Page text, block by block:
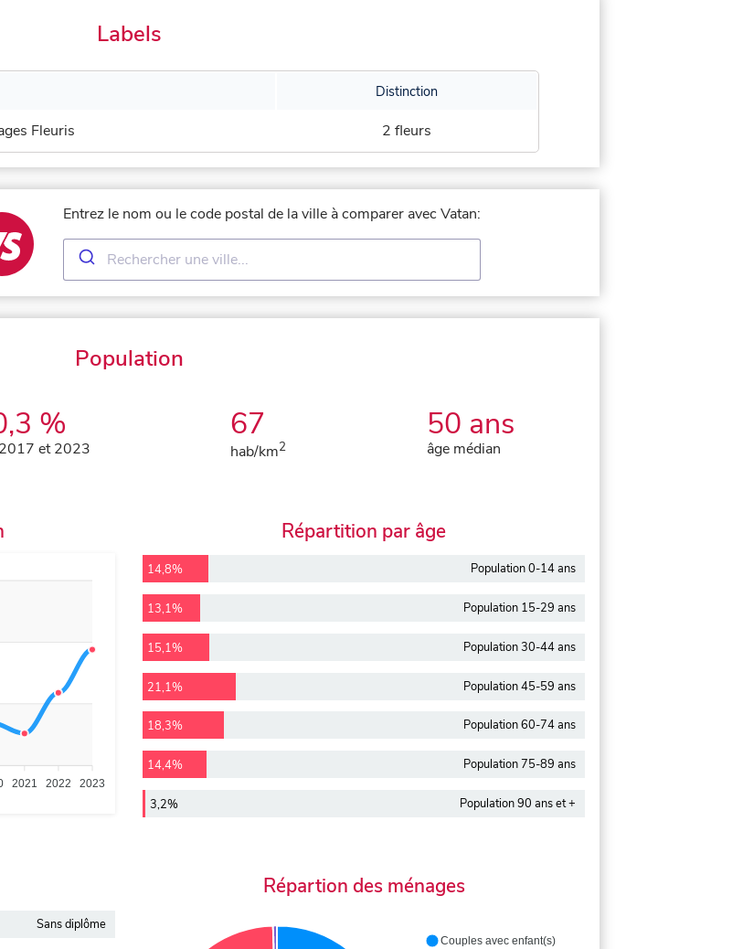
Labels
Distinction
Fleuris 2 fleurs
Entrez le nom ou le code postal de la ville à comparer avec Vatan:
Population
%
et 2023
67
hab/km2
50 ans
âge médian
2021 2022 2023
Répartition par âge
14,8% Population 0-14 ans
13,1% Population 15-29 ans
15,1% Population 30-44 ans
21,1% Population 45-59 ans
18,3% Population 60-74 ans
14,4% Population 75-89 ans
3,2% Population 90 ans et +
Sans diplôme
Répartion des ménages
Couples avec enfant(s)